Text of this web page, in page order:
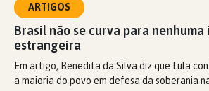
ARTIGOS
Brasil não se curva para
estrangeira
Em artigo, Benedita da Silva diz que Lula
a maioria do povo em defesa da soberania